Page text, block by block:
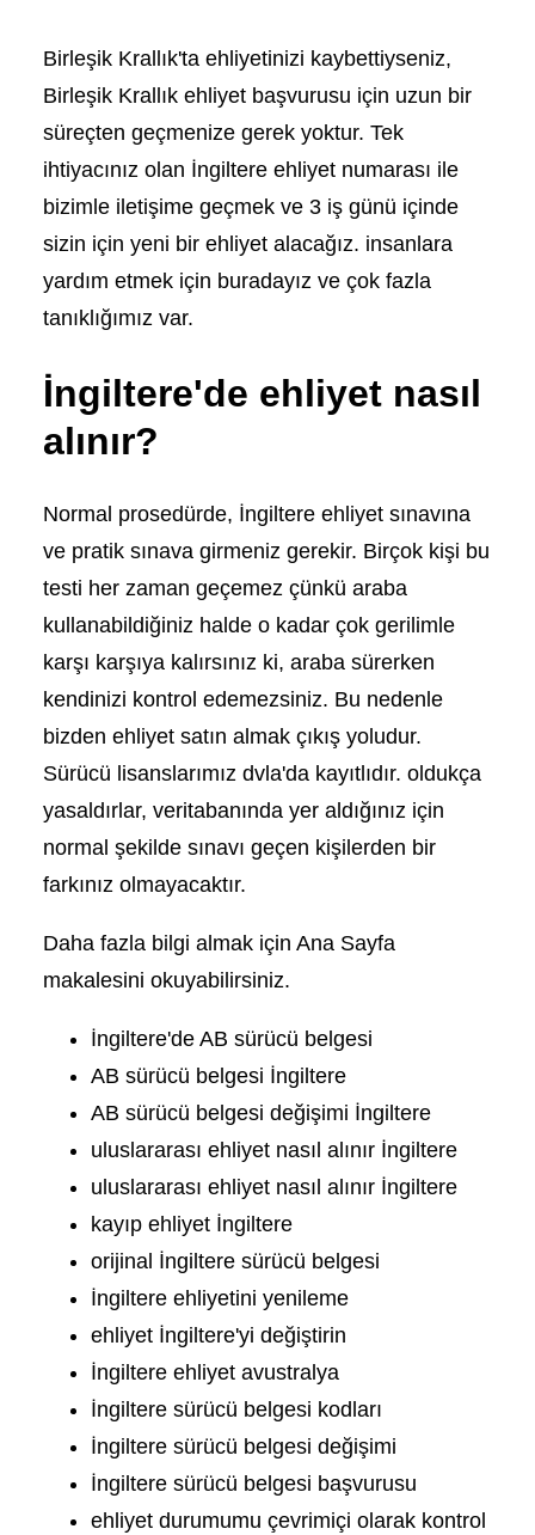
Birleşik Krallık'ta ehliyetinizi kaybettiyseniz,
Birleşik Krallık ehliyet başvurusu için uzun bir
süreçten geçmenize gerek yoktur. Tek
ihtiyacınız olan İngiltere ehliyet numarası ile
bizimle iletişime geçmek ve 3 iş günü içinde
sizin için yeni bir ehliyet alacağız. insanlara
yardım etmek için buradayız ve çok fazla
tanıklığımız var.
İngiltere'de ehliyet nasıl
alınır?
Normal prosedürde, İngiltere ehliyet sınavına
ve pratik sınava girmeniz gerekir. Birçok kişi bu
testi her zaman geçemez çünkü araba
kullanabildiğiniz halde o kadar çok gerilimle
karşı karşıya kalırsınız ki, araba sürerken
kendinizi kontrol edemezsiniz. Bu nedenle
bizden ehliyet satın almak çıkış yoludur.
Sürücü lisanslarımız dvla'da kayıtlıdır. oldukça
yasaldırlar, veritabanında yer aldığınız için
normal şekilde sınavı geçen kişilerden bir
farkınız olmayacaktır.
Daha fazla bilgi almak için Ana Sayfa
makalesini okuyabilirsiniz.
İngiltere'de AB sürücü belgesi
AB sürücü belgesi İngiltere
AB sürücü belgesi değişimi İngiltere
uluslararası ehliyet nasıl alınır İngiltere
uluslararası ehliyet nasıl alınır İngiltere
kayıp ehliyet İngiltere
orijinal İngiltere sürücü belgesi
İngiltere ehliyetini yenileme
ehliyet İngiltere'yi değiştirin
İngiltere ehliyet avustralya
İngiltere sürücü belgesi kodları
İngiltere sürücü belgesi değişimi
İngiltere sürücü belgesi başvurusu
ehliyet durumumu çevrimiçi olarak kontrol